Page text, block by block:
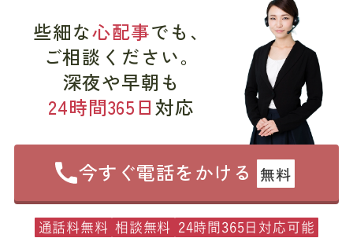
些細な心配事でも、
ご相談ください。
深夜や早朝も
24時間365日対応
今すぐ電話をかける 無料
通話料無料 相談無料 24時間365日対応可能